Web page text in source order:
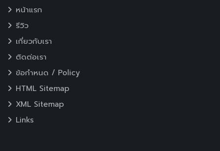
หน้าแรก
รีวิว
เกี่ยวกับเรา
ติดต่อเรา
ข้อกำหนด / Policy
HTML Sitemap
XML Sitemap
Links